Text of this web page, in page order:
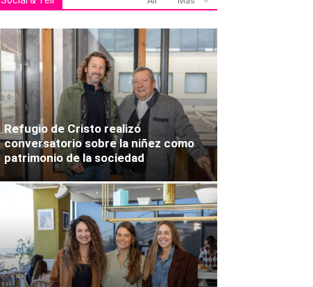
Refugio de Cristo realizó
conversatorio sobre la niñez como
patrimonio de la sociedad